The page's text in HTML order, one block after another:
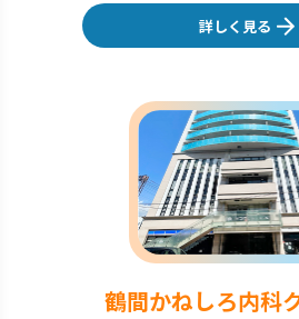
詳しく見る
鶴間かねしろ内科